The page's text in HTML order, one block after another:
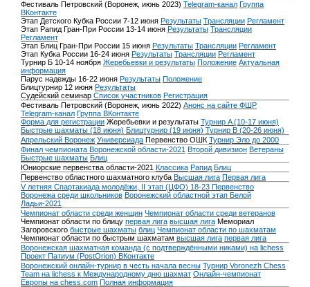
Фестиваль Петровский (Воронеж, июнь 2023) Telegram-канал Группа
ВКонтакте
Этап Детского Кубка России 7-12 июня Результаты Трансляции Регламент
Этап Рапид Гран-При России 13-14 июня Результаты Трансляции
Регламент
Этап Блиц Гран-При России 15 июня Результаты Трансляции Регламент
Этап Кубка России 16-24 июня Результаты Трансляции Регламент
Турнир Б 10-14 ноября Жеребьевки и результаты Положение Актуальная
информация
Парус надежды 16-22 июня Результаты Положение
Блицтурнир 12 июня Результаты
Судейский семинар Список участников Регистрация
Фестиваль Петровский (Воронеж, июнь 2022) Анонс на сайте ФШР
Telegram-канал Группа ВКонтакте
Форма для регистрации Жеребьевки и результаты Турнир A (10-17 июня)
Быстрые шахматы (18 июня) Блицтурнир (19 июня) Турнир B (20-26 июня)
Апрельский Воронеж Универсиада Первенство ОШК Турнир Эло до 2000
Финал чемпионата Воронежской области-2021 Второй дивизион Ветераны
Быстрые шахматы Блиц
Юниорские первенства области-2021 Классика Рапид Блиц
Первенство областного шахматного клуба Высшая лига Первая лига
V летняя Спартакиада молодёжи, II этап (ЦФО) 18-23 Первенство
Воронежа среди школьников Воронежский областной этап Белой
Ладьи-2021
Чемпионат области среди женщин Чемпионат области среди ветеранов
Чемпионат области по блицу первая лига высшая лига Мемориал
Загоровского быстрые шахматы блиц Чемпионат области по шахматам
Чемпионат области по быстрым шахматам высшая лига первая лига
Воронежская шахматная команда (с подтверждёнными никами) на lichess
Проект Патиум (PostOrion) ВКонтакте
Воронежский онлайн-турнир в честь начала весны Турнир Voronezh Chess
Team на lichess к Международному дню шахмат Онлайн-чемпионат
Европы на chess.com Полная информация